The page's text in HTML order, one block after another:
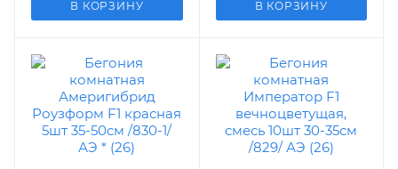
В КОРЗИНУ В КОРЗИНУ